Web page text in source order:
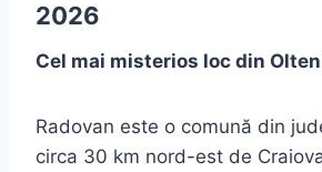
2026
Cel mai misterios loc din
Radovan este o comună din
circa 30 km nord-est de